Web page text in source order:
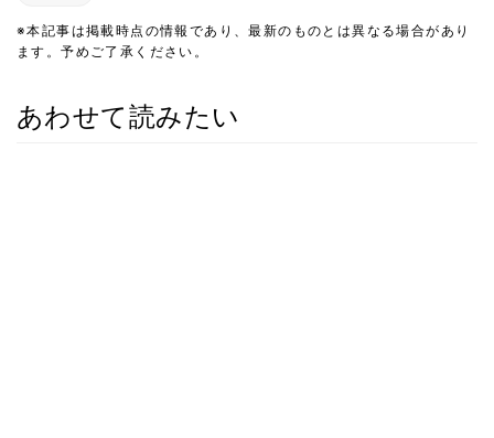
※本記事は掲載時点の情報であり、最新のものとは異なる場合があり
ます。予めご了承ください。
あわせて読みたい